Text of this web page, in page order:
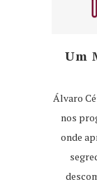
Um
Álvaro
nos
onde